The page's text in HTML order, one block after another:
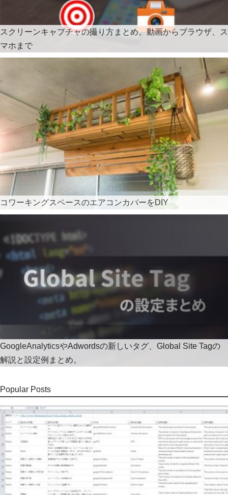
スクリーンキャプチャの撮り方まとめ。動画からブラウザ、ス
マホまで
コワーキングスペースのエアコンカバーをDIY
GoogleAnalyticsやAdwordsの新しいタグ、Global Site Tagの
解説と設定例まとめ。
Popular Posts